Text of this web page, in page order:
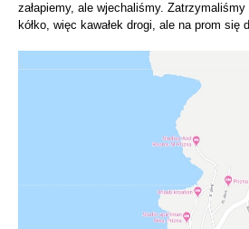
załapiemy, ale wjechaliśmy.
kółko, więc kawałek drogi, ale na prom się